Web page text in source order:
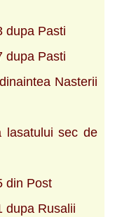
dupa Pasti
dupa Pasti
Nasterii
lasatului sec de
din Post
dupa Rusalii